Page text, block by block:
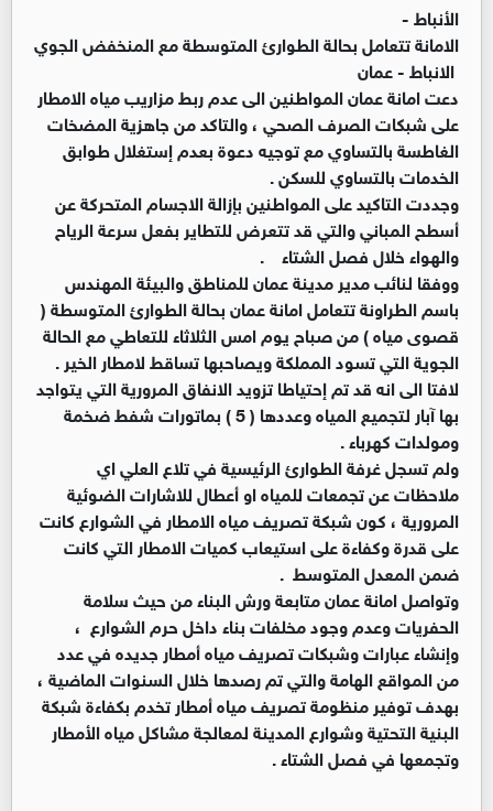
الأنباط -
الامانة تتعامل بحالة الطوارئ المتوسطة مع المنخفض الجوي
الانباط - عمان
دعت امانة عمان المواطنين الى عدم ربط مزاريب مياه الامطار
على شبكات الصرف الصحي ، والتاكد من جاهزية المضخات
الغاطسة بالتساوي مع توجيه دعوة بعدم إستغلال طوابق
الخدمات بالتساوي للسكن .
وجددت التاكيد على المواطنين بإزالة الاجسام المتحركة عن
أسطح المباني والتي قد تتعرض للتطاير بفعل سرعة الرياح
والهواء خلال فصل الشتاء .
ووفقا لنائب مدير مدينة عمان للمناطق والبيئة المهندس
باسم الطراونة تتعامل امانة عمان بحالة الطوارئ المتوسطة (
قصوى مياه ) من صباح يوم امس الثلاثاء للتعاطي مع الحالة
الجوية التي تسود المملكة ويصاحبها تساقط لامطار الخير .
لافتا الى انه قد تم إحتياطا تزويد الانفاق المرورية التي يتواجد
بها آبار لتجميع المياه وعددها ( 5 ) بماتورات شفط ضخمة
ومولدات كهرباء .
ولم تسجل غرفة الطوارئ الرئيسية في تلاع العلي اي
ملاحظات عن تجمعات للمياه او أعطال للاشارات الضوئية
المرورية ، كون شبكة تصريف مياه الامطار في الشوارع كانت
على قدرة وكفاءة على استيعاب كميات الامطار التي كانت
ضمن المعدل المتوسط .
وتواصل امانة عمان متابعة ورش البناء من حيث سلامة
الحفريات وعدم وجود مخلفات بناء داخل حرم الشوارع ،
وإنشاء عبارات وشبكات تصريف مياه أمطار جديده في عدد
من المواقع الهامة والتي تم رصدها خلال السنوات الماضية ،
بهدف توفير منظومة تصريف مياه أمطار تخدم بكفاءة شبكة
البنية التحتية وشوارع المدينة لمعالجة مشاكل مياه الأمطار
وتجمعها في فصل الشتاء .